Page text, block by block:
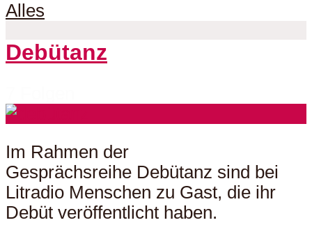
Alles
Debütanz
Im Rahmen der
Gesprächsreihe Debütanz sind bei
Litradio Menschen zu Gast, die ihr
Debüt veröffentlicht haben.